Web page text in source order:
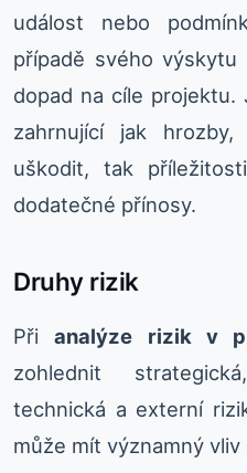
událost nebo
případě svého
dopad na cíle
zahrnující jak
uškodit, tak
dodatečné přínosy.
Druhy rizik
Přianalýze rizik v
zohlednit
technická a externí
může mít významný